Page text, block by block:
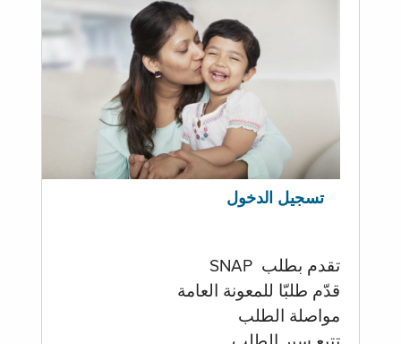
تسجيل الدخول
تقدم بطلب SNAP
قدّم طلبّا للمعونة العامة
مواصلة الطلب